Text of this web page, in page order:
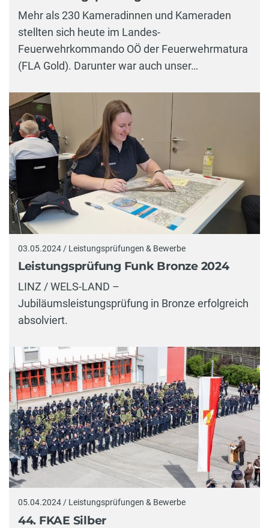
Mehr als 230 Kameradinnen und Kameraden
stellten sich heute im Landes-
Feuerwehrkommando OÖ der Feuerwehrmatura
(FLA Gold). Darunter war auch unser…
03.05.2024 / Leistungsprüfungen & Bewerbe
Leistungsprüfung Funk Bronze 2024
LINZ / WELS-LAND –
Jubiläumsleistungsprüfung in Bronze erfolgreich
absolviert.
05.04.2024 / Leistungsprüfungen & Bewerbe
44. FKAE Silber